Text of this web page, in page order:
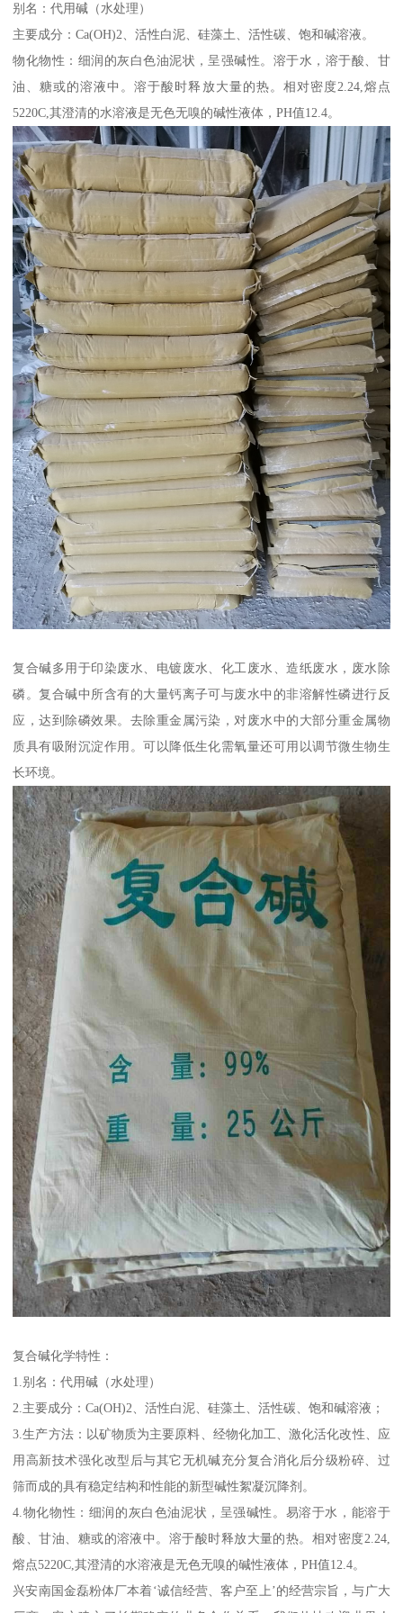
别名：代用碱（水处理）
主要成分：Ca(OH)2、活性白泥、硅藻土、活性碳、饱和碱溶液。
物化物性：细润的灰白色油泥状，呈强碱性。溶于水，溶于酸、甘
油、糖或的溶液中。溶于酸时释放大量的热。相对密度2.24,熔点
5220C,其澄清的水溶液是无色无嗅的碱性液体，PH值12.4。
复合碱多用于印染废水、电镀废水、化工废水、造纸废水，废水除
磷。复合碱中所含有的大量钙离子可与废水中的非溶解性磷进行反
应，达到除磷效果。去除重金属污染，对废水中的大部分重金属物
质具有吸附沉淀作用。可以降低生化需氧量还可用以调节微生物生
长环境。
复合碱化学特性：
1.别名：代用碱（水处理）
2.主要成分：Ca(OH)2、活性白泥、硅藻土、活性碳、饱和碱溶液；
3.生产方法：以矿物质为主要原料、经物化加工、激化活化改性、应
用高新技术强化改型后与其它无机碱充分复合消化后分级粉碎、过
筛而成的具有稳定结构和性能的新型碱性絮凝沉降剂。
4.物化物性：细润的灰白色油泥状，呈强碱性。易溶于水，能溶于
酸、甘油、糖或的溶液中。溶于酸时释放大量的热。相对密度2.24,
熔点5220C,其澄清的水溶液是无色无嗅的碱性液体，PH值12.4。
兴安南国金磊粉体厂本着‘诚信经营、客户至上’的经营宗旨，与广大